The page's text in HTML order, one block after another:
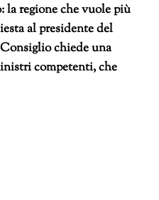
la regione che vuole più
al presidente del
chiede una
competenti, che